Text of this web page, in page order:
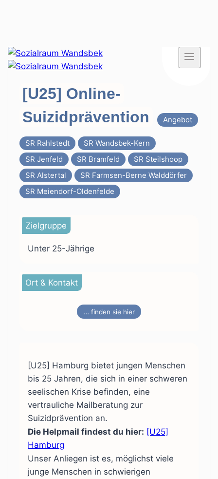
Zum
Inhalt
[U25] Online-
Suizidprävention
Angebot
SR Rahlstedt
SR Wandsbek-Kern
SR Jenfeld
SR Bramfeld
SR Steilshoop
SR Alstertal
SR Farmsen-Berne Walddörfer
SR Meiendorf-Oldenfelde
[U25] Hamburg bietet jungen Menschen
bis 25 Jahren, die sich in einer schweren
seelischen Krise befinden, eine
vertrauliche Mailberatung zur
Suizidprävention an.
Die Helpmail findest du hier: [U25]
Hamburg
Unser Anliegen ist es, möglichst viele
junge Menschen in schwierigen
Zielgruppe
Unter 25-Jährige
Ort & Kontakt
… finden sie hier